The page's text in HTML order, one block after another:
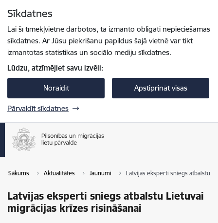
Sīkdatnes
Lai šī tīmekļvietne darbotos, tā izmanto obligāti nepieciešamās
sīkdatnes. Ar Jūsu piekrišanu papildus šajā vietnē var tikt
izmantotas statistikas un sociālo mediju sīkdatnes.
Lūdzu, atzīmējiet savu izvēli:
Noraidīt Apstiprināt visas
Pārvaldīt sīkdatnes
Sākums Aktualitātes Jaunumi Latvijas eksperti sniegs atbalstu
Latvijas eksperti sniegs atbalstu Lietuvai
migrācijas krīzes risināšanai